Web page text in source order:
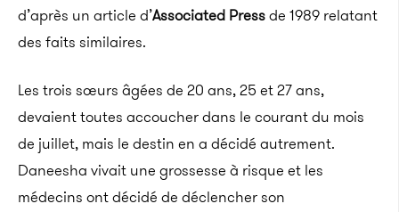
d’après un article d’Associated Pressde 1989 relatant
des faits similaires.
Les trois sœurs âgées de 20 ans, 25 et 27 ans,
devaient toutes accoucher dans le courant du mois
de juillet, mais le destin en a décidé autrement.
Daneesha vivait une grossesse à risque et les
médecins ont décidé de déclencher son